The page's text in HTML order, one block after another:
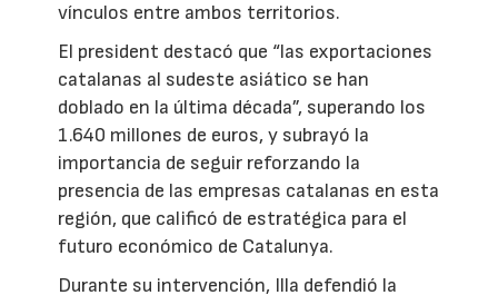
vínculos entre ambos territorios.
El president destacó que “las exportaciones
catalanas al sudeste asiático se han
doblado en la última década”, superando los
1.640 millones de euros, y subrayó la
importancia de seguir reforzando la
presencia de las empresas catalanas en esta
región, que calificó de estratégica para el
futuro económico de Catalunya.
Durante su intervención, Illa defendió la